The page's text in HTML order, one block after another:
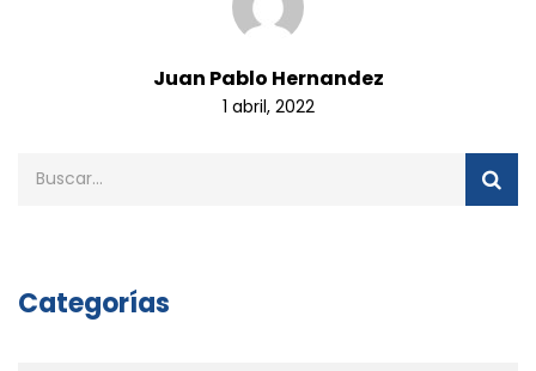
Juan Pablo Hernandez
1 abril, 2022
Categorías